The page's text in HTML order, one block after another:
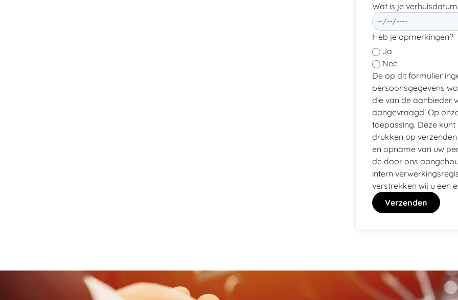
Wat is je
Heb je opmerkingen?
Ja
Nee
De op dit formulier
persoonsgegevens
die van de aanbieder
aangevraagd. Op
toepassing. Deze
drukken op
en opname van uw
de door ons
intern
verstrekken wij u een